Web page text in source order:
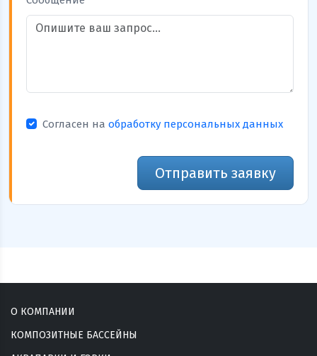
Сообщение
Согласен на обработку персональных данных
Отправить заявку